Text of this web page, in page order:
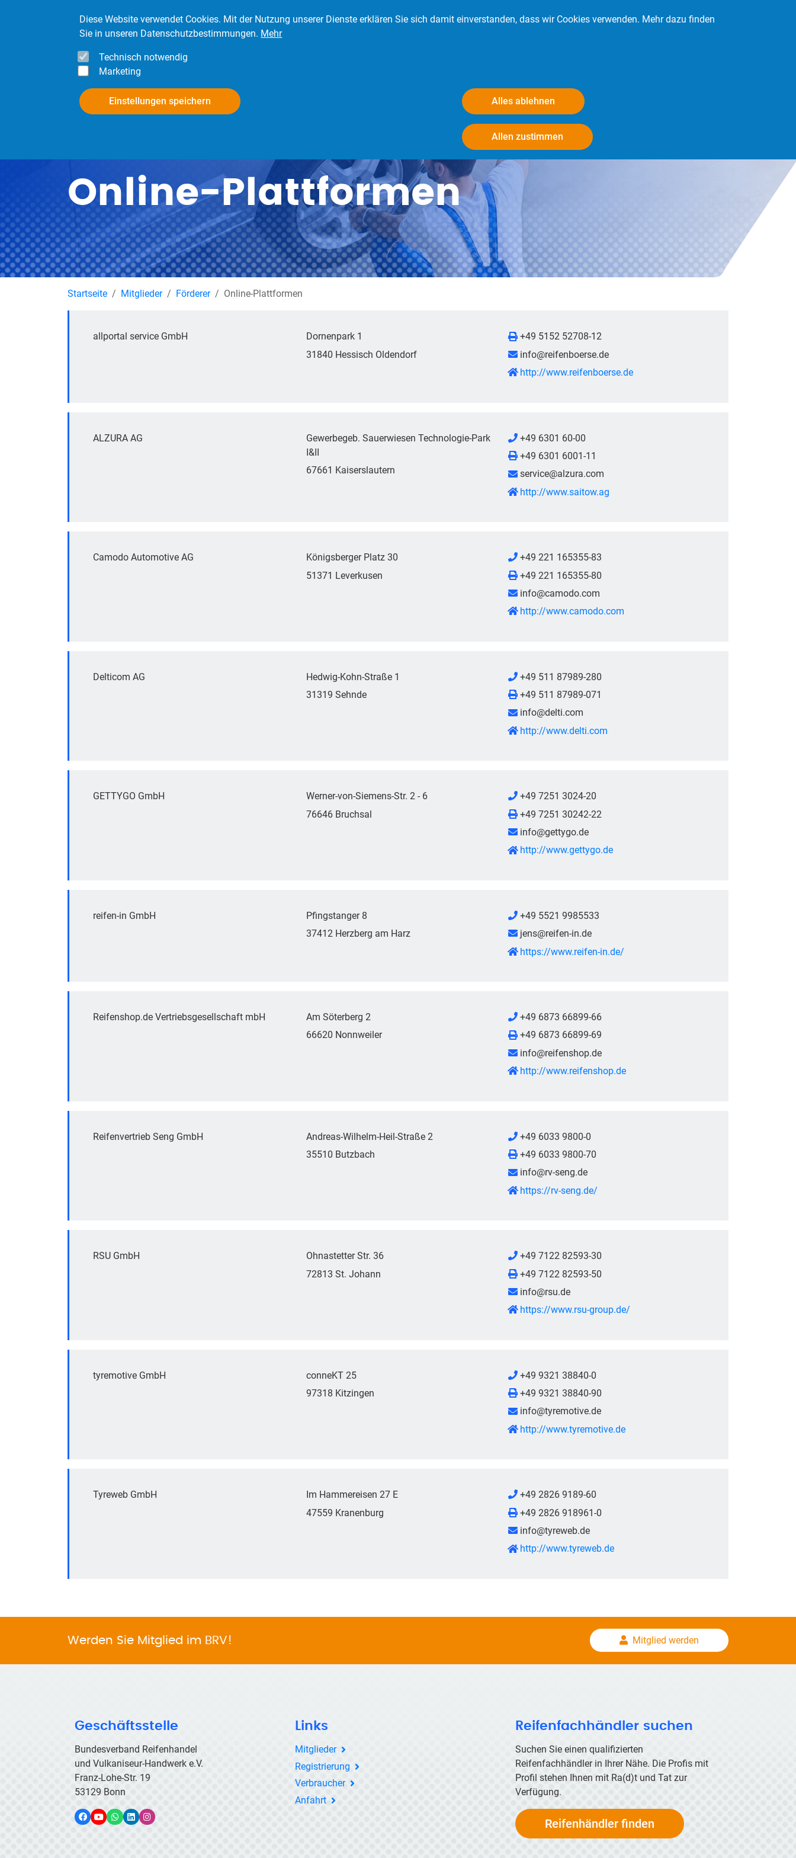
Diese Website verwendet Cookies. Mit der Nutzung unserer Dienste erklären Sie sich damit einverstanden, dass wir Cookies verwenden. Mehr dazu finden
Sie in unseren Datenschutzbestimmungen. Mehr
Technisch notwendig
Marketing
Einstellungen speichern Alles ablehnen
Allen zustimmen
Kontakt Login
Online-Plattformen
Startseite Mitglieder Förderer Online-Plattformen
allportal service GmbH
Dornenpark 1
31840 Hessisch Oldendorf
+49 5152 52708-12
info@reifenboerse.de
http://www.reifenboerse.de
ALZURA AG
Gewerbegeb. Sauerwiesen Technologie-Park
I&II
67661 Kaiserslautern
+49 6301 60-00
+49 6301 6001-11
service@alzura.com
http://www.saitow.ag
Camodo Automotive AG
Königsberger Platz 30
51371 Leverkusen
+49 221 165355-83
+49 221 165355-80
info@camodo.com
http://www.camodo.com
Delticom AG
Hedwig-Kohn-Straße 1
31319 Sehnde
+49 511 87989-280
+49 511 87989-071
info@delti.com
http://www.delti.com
GETTYGO GmbH
Werner-von-Siemens-Str. 2 - 6
76646 Bruchsal
+49 7251 3024-20
+49 7251 30242-22
info@gettygo.de
http://www.gettygo.de
reifen-in GmbH
Pfingstanger 8
37412 Herzberg am Harz
+49 5521 9985533
jens@reifen-in.de
https://www.reifen-in.de/
Reifenshop.de Vertriebsgesellschaft mbH
Am Söterberg 2
66620 Nonnweiler
+49 6873 66899-66
+49 6873 66899-69
info@reifenshop.de
http://www.reifenshop.de
Reifenvertrieb Seng GmbH
Andreas-Wilhelm-Heil-Straße 2
35510 Butzbach
+49 6033 9800-0
+49 6033 9800-70
info@rv-seng.de
https://rv-seng.de/
RSU GmbH
Ohnastetter Str. 36
72813 St. Johann
+49 7122 82593-30
+49 7122 82593-50
info@rsu.de
https://www.rsu-group.de/
tyremotive GmbH
conneKT 25
97318 Kitzingen
+49 9321 38840-0
+49 9321 38840-90
info@tyremotive.de
http://www.tyremotive.de
Tyreweb GmbH
Im Hammereisen 27 E
47559 Kranenburg
+49 2826 9189-60
+49 2826 918961-0
info@tyreweb.de
http://www.tyreweb.de
Werden Sie Mitglied im BRV! Mitglied werden
Geschäftsstelle
Bundesverband Reifenhandel
und Vulkaniseur-Handwerk e.V.
Franz-Lohe-Str. 19
53129 Bonn
FacebookYouTubeWhatsAppLinkedInInstagram
Links
Mitglieder
Registrierung
Verbraucher
Anfahrt
Reifenfachhändler suchen
Suchen Sie einen qualifizierten
Reifenfachhändler in Ihrer Nähe. Die Profis mit
Profil stehen Ihnen mit Ra(d)t und Tat zur
Verfügung.
Reifenhändler finden